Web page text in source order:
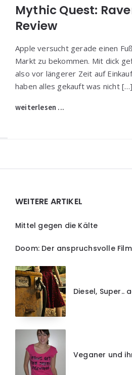
Mythic Quest:
Review
Apple versucht gerade einen
Markt zu bekommen. Mit dick
also vor längerer Zeit auf
haben alles gekauft was nicht […]
weiterlesen ...
WEITERE ARTIKEL
Mittel gegen die Kälte
Doom: Der anspruchsvolle Film
Diesel, Super..
Veganer und